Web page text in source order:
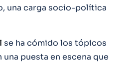
una carga socio-política
se ha cómido los tópicos
puesta en escena que